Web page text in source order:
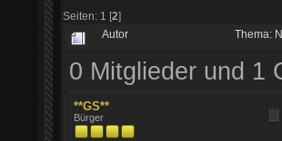
Seiten: 1 [2]
Autor Thema:
0 Mitglieder und 1
**GS**
Bürger